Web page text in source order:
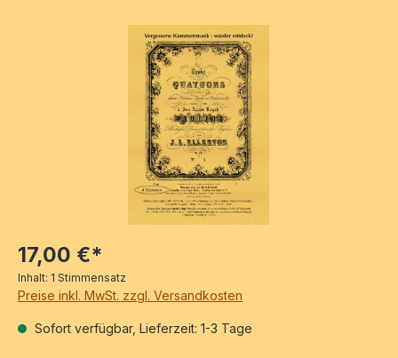
Bildergalerie überspringen
17,00 €*
Inhalt: 1 Stimmensatz
Preise inkl. MwSt. zzgl. Versandkosten
Sofort verfügbar, Lieferzeit: 1-3 Tage